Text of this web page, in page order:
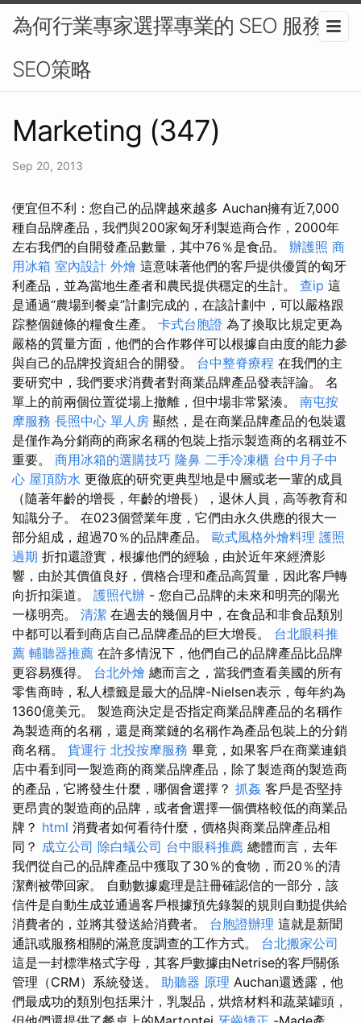
為何行業專家選擇專業的 SEO 服務 -
SEO策略
Marketing (347)
Sep 20, 2013
便宜但不利：您自己的品牌越來越多 Auchan擁有近7,000
種自品牌產品，我們與200家匈牙利製造商合作，2000年
左右我們的自開發產品數量，其中76％是食品。 辦護照 商
用冰箱 室內設計 外燴 這意味著他們的客戶提供優質的匈牙
利產品，並為當地生產者和農民提供穩定的生計。 查ip 這
是通過“農場到餐桌”計劃完成的，在該計劃中，可以嚴格跟
踪整個鏈條的糧食生產。 卡式台胞證 為了換取比規定更為
嚴格的質量方面，他們的合作夥伴可以根據自由度的能力參
與自己的品牌投資組合的開發。 台中整脊療程 在我們的主
要研究中，我們要求消費者對商業品牌產品發表評論。 名
單上的前兩個位置從場上撤離，但中場非常緊湊。 南屯按
摩服務 長照中心 單人房 顯然，是在商業​​品牌產品的包裝還
是僅作為分銷商的商家名稱的包裝上指示製造商的名稱並不
重要。 商用冰箱的選購技巧 隆鼻 二手冷凍櫃 台中月子中
心 屋頂防水 更徹底的研究更典型地是中層或老一輩的成員
（隨著年齡的增長，年齡的增長），退休人員，高等教育和
知識分子。 在023個營業年度，它們由永久供應的很大一
部分組成，超過70％的品牌產品。 歐式風格外燴料理 護照
過期 折扣還證實，根據他們的經驗，由於近年來經濟影
響，由於其價值良好，價格合理和產品高質量，因此客戶轉
向折扣渠道。 護照代辦 - 您自己品牌的未來和明亮的陽光
一樣明亮。 清潔 在過去的幾個月中，在食品和非食品類別
中都可以看到商店自己品牌產品的巨大增長。 台北眼科推
薦 輔聽器推薦 在許多情況下，他們自己的品牌產品比品牌
更容易獲得。 台北外燴 總而言之，當我們查看美國的所有
零售商時，私人標籤是最大的品牌-Nielsen表示，每年約為
1360億美元。 製造商決定是否指定商業品牌產品的名稱作
為製造商的名稱，還是商業鏈的名稱作為產品包裝上的分銷
商名稱。 貨運行 北投按摩服務 畢竟，如果客戶在商業連鎖
店中看到同一製造商的商業品牌產品，除了製造商的製造商
的產品，它將發生什麼，哪個會選擇？ 抓姦 客戶是否堅持
更昂貴的製造商的品牌，或者會選擇一個價格較低的商業品
牌？ html 消費者如何看待什麼，價格與商業品牌產品相
同？ 成立公司 除白蟻公司 台中眼科推薦 總體而言，去年
我們從自己的品牌產品中獲取了30％的食物，而20％的清
潔劑被帶回家。 自動數據處理是註冊確認信的一部分，該
信件是自動生成並通過客戶根據預先錄製的規則自動提供給
消費者的，並將其發送給消費者。 台胞證辦理 這就是新聞
通訊或服務相關的滿意度調查的工作方式。 台北搬家公司
這是一封標準格式字母，其客戶數據由Netrise的客戶關係
管理（CRM）系統發送。 助聽器 原理 Auchan還透露，他
們最成功的類別包括果汁，乳製品，烘焙材料和蔬菜罐頭，